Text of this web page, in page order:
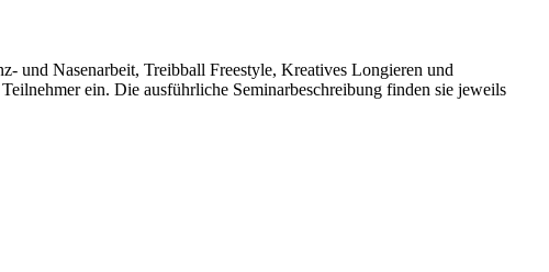
und Nasenarbeit, Treibball Freestyle, Kreatives Longieren und
ein. Die ausführliche Seminarbeschreibung finden sie jeweils